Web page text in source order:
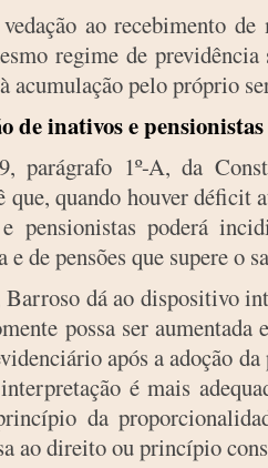
ao recebimento
regime de
acumulação pelo próprio
de inativos e pensionistas
parágrafo 1º-A, da
que, quando houver
e pensionistas poderá
e de pensões que supere o
dá ao dispositivo
possa ser aumentada
após a adoção
é mais
da
ao direito ou princípio